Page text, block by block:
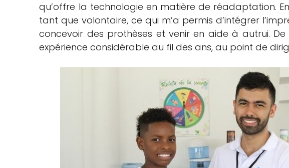
qu’offre la technologie en matière de réadaptation. En
tant que volontaire, ce qui m’a permis d’intégrer
concevoir des prothèses et venir en aide à autrui. De
expérience considérable au fil des ans, au point de